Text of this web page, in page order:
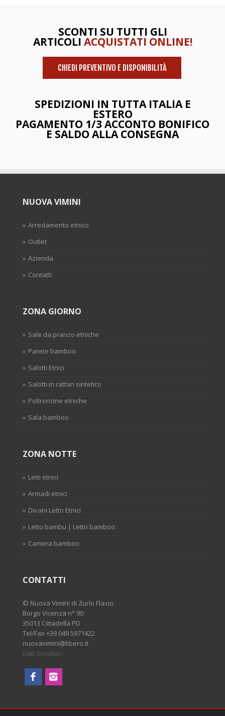
SCONTI SU TUTTI GLI
ARTICOLI ACQUISTATI ONLINE!
CHIEDI PREVENTIVO E DISPONIBILITÀ
SPEDIZIONI IN TUTTA ITALIA E
ESTERO
PAGAMENTO 1/3 ACCONTO BONIFICO
E SALDO ALLA CONSEGNA
NUOVA VIMINI
Arredamento etnico
Outlet
Azienda
Contatti
ZONA GIORNO
Sale da pranzo etniche
Parete bamboo
Salotti Etnici
Salotti in rattan sintetico
Poltroncine etniche
Sala bamboo
ZONA NOTTE
Letti etnici
Armadi etnici
Divani Letto Etnici
Letto bambu | Letto bamboo
Camera bamboo
CONTATTI
© Nuova Vimini di Zurlo Flavio
Borgo Vicenza n° 90
35013 Cittadella PD
Tel/Fax +39 049 5971422
nuovavimini@libero.it
Dati Societari